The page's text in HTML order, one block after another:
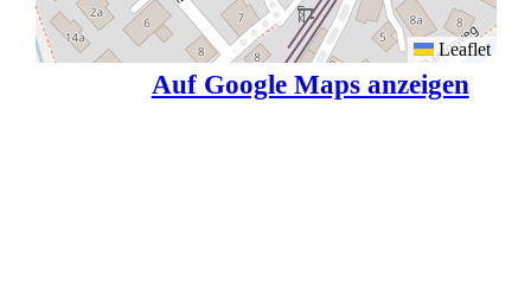
Leaflet
Auf Google Maps anzeigen